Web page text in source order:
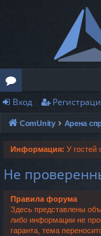
о
ру
м
ы
Вход
ComUnity
Информация: У гостей
Не
Правила форума
Здесь представлены
либо информации не
гаранта, тема